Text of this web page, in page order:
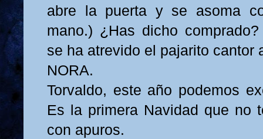
abre la puerta y se asoma
mano.) ¿Has dicho
se ha atrevido el pajarito cantor
NORA.
Torvaldo, este año podemos
Es la primera Navidad que no
con apuros.